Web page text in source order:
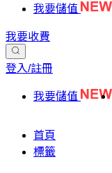
我要儲值
我要收費
登入/註冊
我要儲值
首頁
標籤